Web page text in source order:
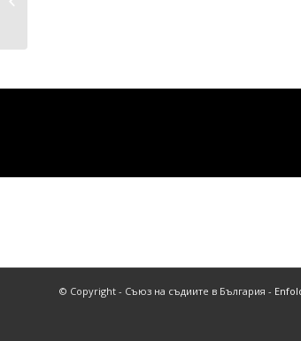
© Copyright - Съюз на съдиите в България -